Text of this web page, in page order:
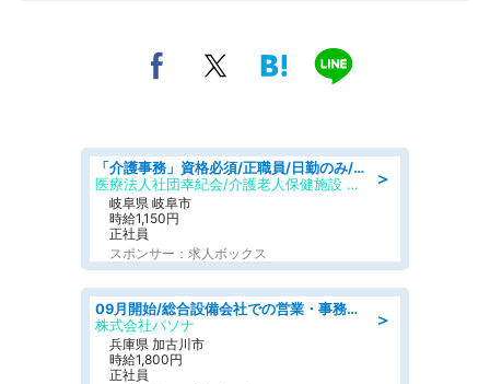
＞
「介護事務」資格必須/正職員/日勤のみ/介護老人保健施設
医療法人社団幸紀会/介護老人保健施設 グリーンビラ安江
岐阜県 岐阜市
時給1,150円
正社員
スポンサー：求人ボックス
＞
09月開始/総合設備会社での営業・事務のお仕事/車通勤可/賞与あり/営業/営業事務
株式会社パソナ
兵庫県 加古川市
時給1,800円
正社員